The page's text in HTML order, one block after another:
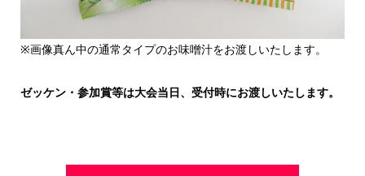
※画像真ん中の通常タイプのお味噌汁をお渡しいたします。
ゼッケン・参加賞等は大会当日、受付時にお渡しいたします。